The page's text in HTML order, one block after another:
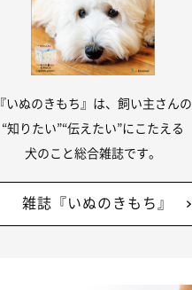
『いぬのきもち』は、飼い主さんの
“知りたい”“伝えたい”にこたえる
犬のこと総合雑誌です。
雑誌『いぬのきもち』